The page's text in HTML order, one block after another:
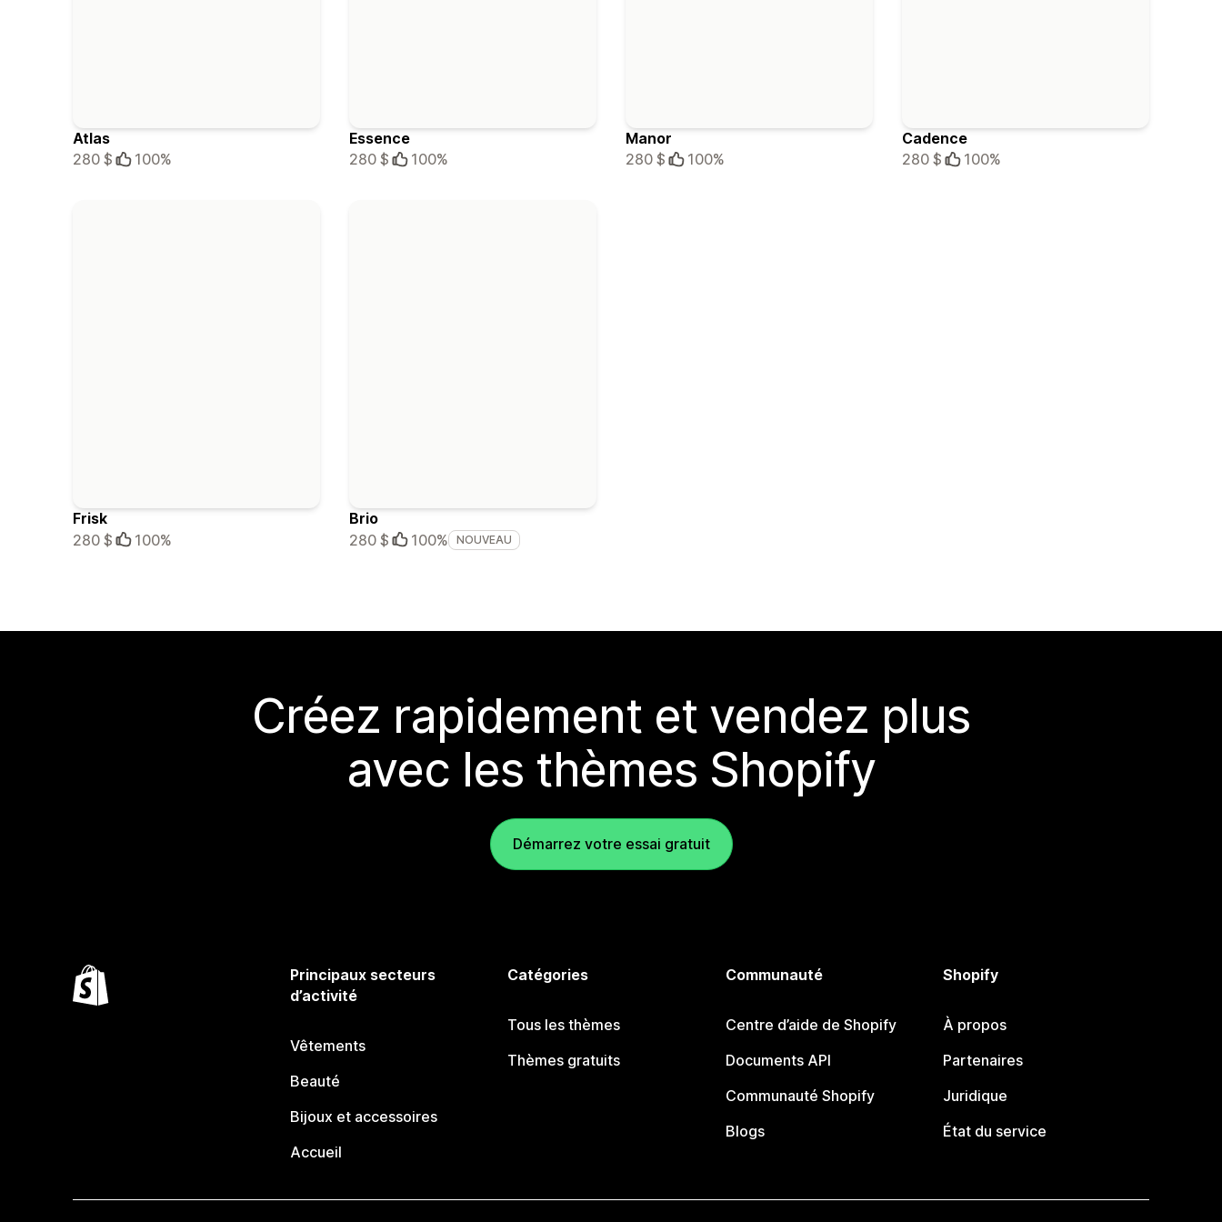
Atlas
280 $
100%
Essence
280 $
100%
Manor
280 $
100%
Cadence
280 $
100%
Frisk
280 $
100%
Brio
280 $
100% NOUVEAU
Créez rapidement et vendez plus
avec les thèmes Shopify
Démarrez votre essai gratuit
Principaux secteurs
d’activité
Vêtements
Beauté
Bijoux et accessoires
Accueil
Catégories
Tous les thèmes
Thèmes gratuits
Communauté
Centre d’aide de Shopify
Documents API
Communauté Shopify
Blogs
Shopify
À propos
Partenaires
Juridique
État du service